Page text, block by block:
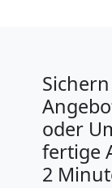
oder
fertige
2